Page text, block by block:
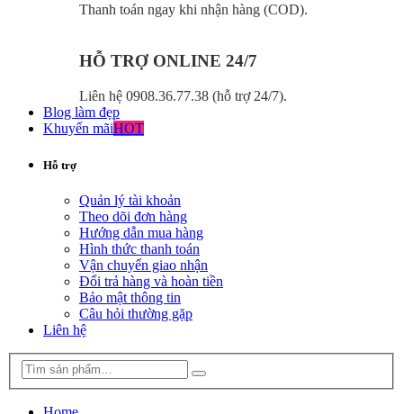
Thanh toán ngay khi nhận hàng (COD).
HỖ TRỢ ONLINE 24/7
Liên hệ 0908.36.77.38 (hỗ trợ 24/7).
Blog làm đẹp
Khuyến mãiHOT
Hỗ trợ
Quản lý tài khoản
Theo dõi đơn hàng
Hướng dẫn mua hàng
Hình thức thanh toán
Vận chuyển giao nhận
Đổi trả hàng và hoàn tiền
Bảo mật thông tin
Câu hỏi thường gặp
Liên hệ